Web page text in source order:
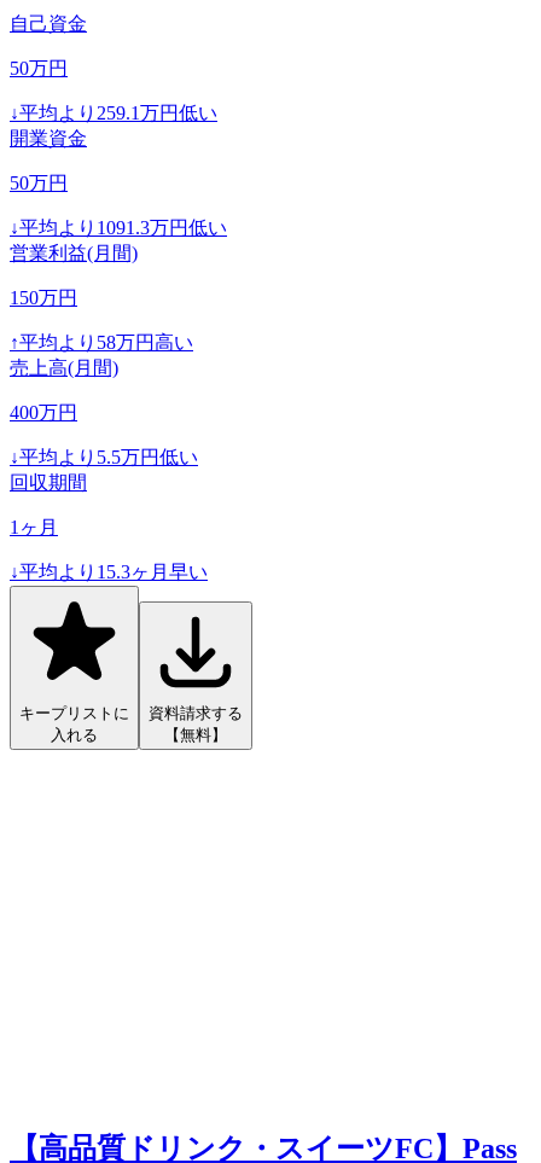
自己資金
50万円
↓平均より 259.1万円低い
開業資金
50万円
↓平均より 1091.3万円低い
営業利益(月間)
150万円
↑平均より 58万円高い
売上高(月間)
400万円
↓平均より 5.5万円低い
回収期間
1 ヶ月
↓平均より 15.3ヶ月早い
キープリストに
入れる
資料請求する
【無料】
【高品質ドリンク・スイーツFC】Pass